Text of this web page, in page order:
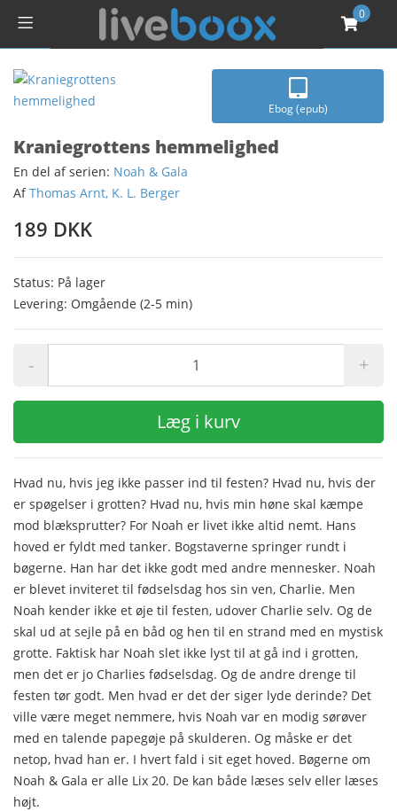
0
Ebog (epub)
Kraniegrottens hemmelighed
En del af serien: Noah & Gala
AfThomas Arnt, K. L. Berger
189 DKK
Status: På lager
Levering: Omgående (2-5 min)
- +
Læg i kurv
Hvad nu, hvis jeg ikke passer ind til festen? Hvad nu, hvis der
er spøgelser i grotten? Hvad nu, hvis min høne skal kæmpe
mod blæksprutter? For Noah er livet ikke altid nemt. Hans
hoved er fyldt med tanker. Bogstaverne springer rundt i
bøgerne. Han har det ikke godt med andre mennesker. Noah
er blevet inviteret til fødselsdag hos sin ven, Charlie. Men
Noah kender ikke et øje til festen, udover Charlie selv. Og de
skal ud at sejle på en båd og hen til en strand med en mystisk
grotte. Faktisk har Noah slet ikke lyst til at gå ind i grotten,
men det er jo Charlies fødselsdag. Og de andre drenge til
festen tør godt. Men hvad er det der siger lyde derinde? Det
ville være meget nemmere, hvis Noah var en modig sørøver
med en talende papegøje på skulderen. Og måske er det
netop, hvad han er. I hvert fald i sit eget hoved. Bøgerne om
Noah & Gala er alle Lix 20. De kan både læses selv eller læses
højt.